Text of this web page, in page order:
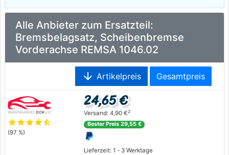
Alle Anbieter zum Ersatzteil:
Bremsbelagsatz, Scheibenbremse
Vorderachse REMSA 1046.02
arrow_downward Artikelpreis Gesamtpreis
starstarstarstarstar_half
(97 %)
Lieferzeit: 1 - 3 Werktage
24,65 €
Versand: 4,90 €2
Bester Preis 29,55 €